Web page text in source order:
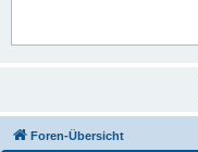
Foren-Übersicht